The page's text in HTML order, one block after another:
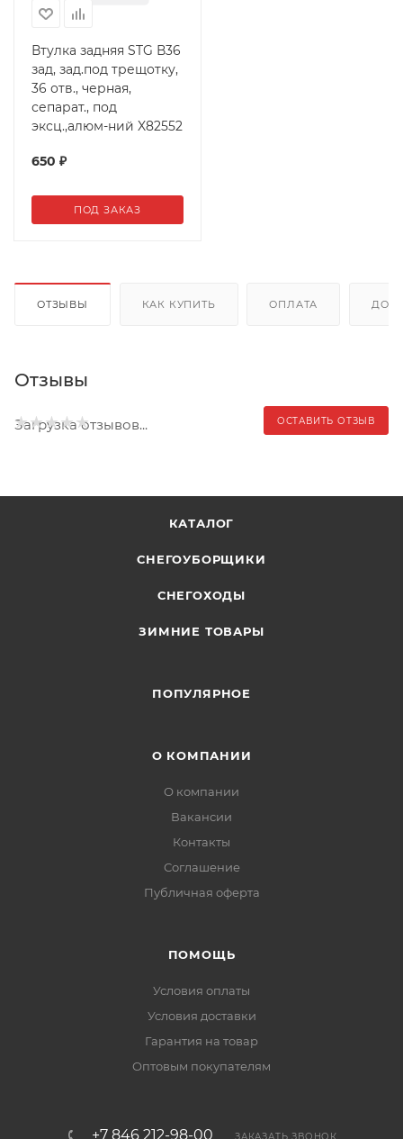
Втулка задняя STG В36
зад, зад.под трещотку,
36 отв., черная,
сепарат., под
эксц.,алюм-ний X82552
650 ₽
ПОД ЗАКАЗ
ОТЗЫВЫ КАК КУПИТЬ ОПЛАТА
Отзывы
ОСТАВИТЬ ОТЗЫВ
Загрузка отзывов...
КАТАЛОГ
СНЕГОУБОРЩИКИ
СНЕГОХОДЫ
ЗИМНИЕ ТОВАРЫ
ПОПУЛЯРНОЕ
О КОМПАНИИ
О компании
Вакансии
Контакты
Соглашение
Публичная оферта
ПОМОЩЬ
Условия оплаты
Условия доставки
Гарантия на товар
Оптовым покупателям
+7 846 212-98-00